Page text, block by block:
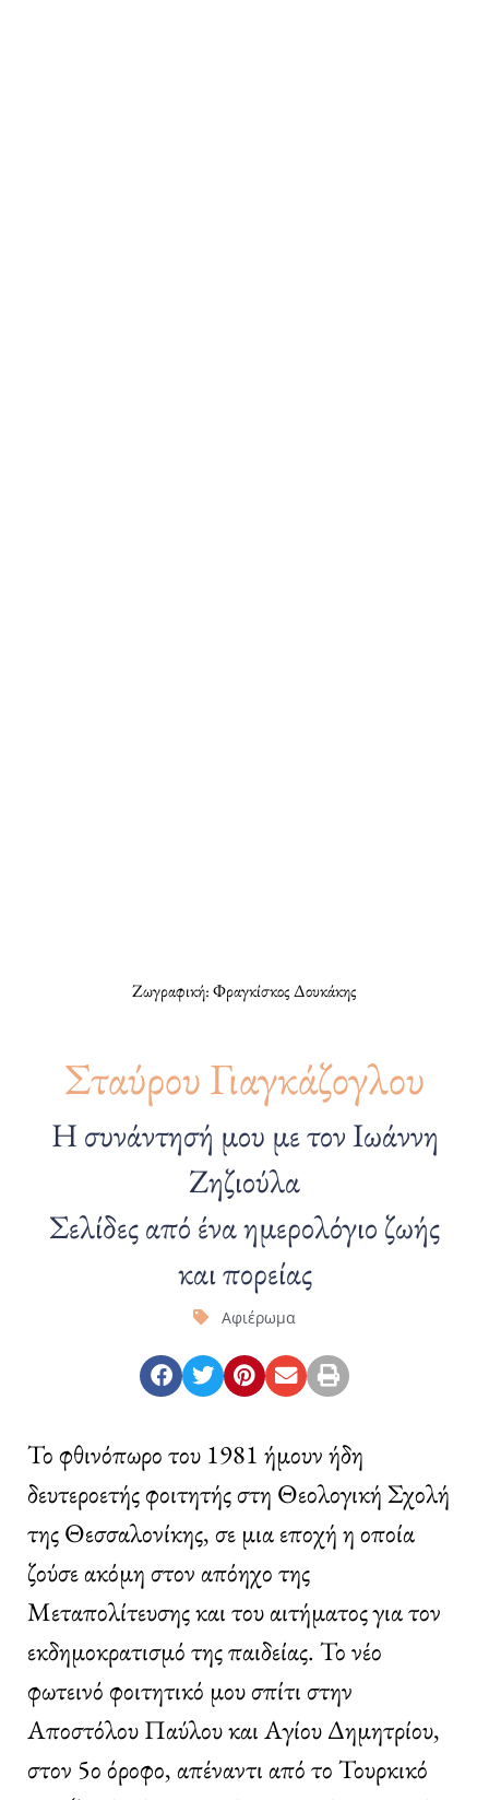
Ζωγραφική: Φραγκίσκος Δουκάκης
Σταύρου Γιαγκάζογλου
Η συνάντησή μου με τον Ιωάννη
Ζηζιούλα
Σελίδες από ένα ημερολόγιο ζωής
και πορείας
Αφιέρωμα
Το φθινόπωρο του 1981 ήμουν ήδη
δευτεροετής φοιτητής στη Θεολογική Σχολή
της Θεσσαλονίκης, σε μια εποχή η οποία
ζούσε ακόμη στον απόηχο της
Μεταπολίτευσης και του αιτήματος για τον
εκδημοκρατισμό της παιδείας. Το νέο
φωτεινό φοιτητικό μου σπίτι στην
Αποστόλου Παύλου και Αγίου Δημητρίου,
στον 5ο όροφο, απέναντι από το Τουρκικό